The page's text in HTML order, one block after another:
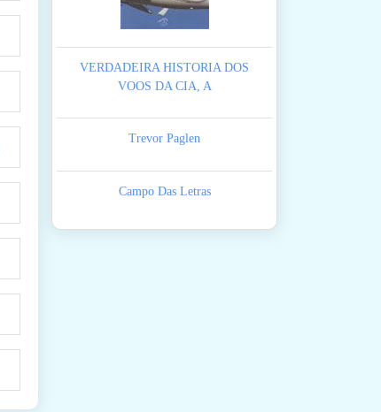
VERDADEIRA HISTORIA DOS
VOOS DA CIA, A
Trevor Paglen
Campo Das Letras